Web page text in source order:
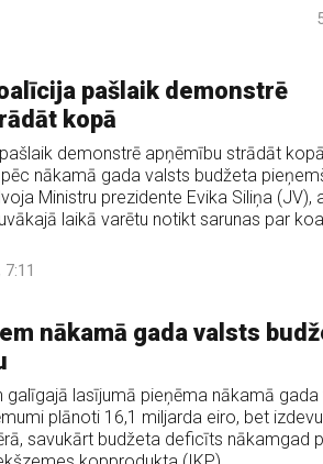
pašlaik demonstrē
kopā
demonstrē apņēmību strādāt
nākamā gada valsts budžeta
Ministru prezidente Evika Siliņa (JV),
laikā varētu notikt sarunas par
nākamā gada valsts
galīgajā lasījumā pieņēma nākamā gada
plānoti 16,1 miljarda eiro, bet
savukārt budžeta deficīts nākamgad